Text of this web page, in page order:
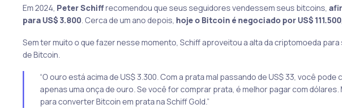
Em 2024, Peter Schiffrecomendou que seus seguidores vendessem seus bitcoins,
para US$ 3.800. Cerca de um ano depois, hoje o Bitcoin é negociado por US$ 111.500
Sem ter muito o que fazer nesse momento, Schiff aproveitou a alta da criptomoeda
de Bitcoin.
“O ouro está acima de US$ 3.300. Com a prata mal passando de US$ 33, você
apenas uma onça de ouro. Se você for comprar prata, é melhor pagar com
para converter Bitcoin em prata na Schiff Gold.”